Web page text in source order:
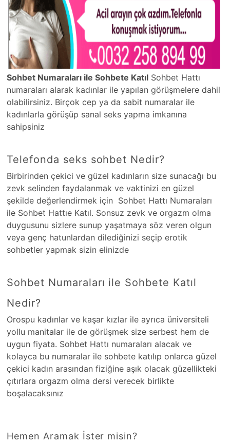
Sohbet Numaraları ile Sohbete Katıl Sohbet Hattı
numaraları alarak kadınlar ile yapılan görüşmelere dahil
olabilirsiniz. Birçok cep ya da sabit numaralar ile
kadınlarla görüşüp sanal seks yapma imkanına
sahipsiniz
Telefonda seks sohbet Nedir?
Birbirinden çekici ve güzel kadınların size sunacağı bu
zevk selinden faydalanmak ve vaktinizi en güzel
şekilde değerlendirmek için Sohbet Hattı Numaraları
ile Sohbet Hattıe Katıl. Sonsuz zevk ve orgazm olma
duygusunu sizlere sunup yaşatmaya söz veren olgun
veya genç hatunlardan dilediğinizi seçip erotik
sohbetler yapmak sizin elinizde
Sohbet Numaraları ile Sohbete Katıl
Nedir?
Orospu kadınlar ve kaşar kızlar ile ayrıca üniversiteli
yollu manitalar ile de görüşmek size serbest hem de
uygun fiyata. Sohbet Hattı numaraları alacak ve
kolayca bu numaralar ile sohbete katılıp onlarca güzel
çekici kadın arasından fiziğine aşık olacak güzellikteki
çıtırlara orgazm olma dersi verecek birlikte
boşalacaksınız
Hemen Aramak İster misin?